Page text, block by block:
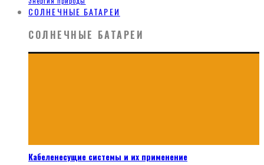
СОЛНЕЧНЫЕ БАТАРЕИ
СОЛНЕЧНЫЕ БАТАРЕИ
Кабеленесущие системы и их применение